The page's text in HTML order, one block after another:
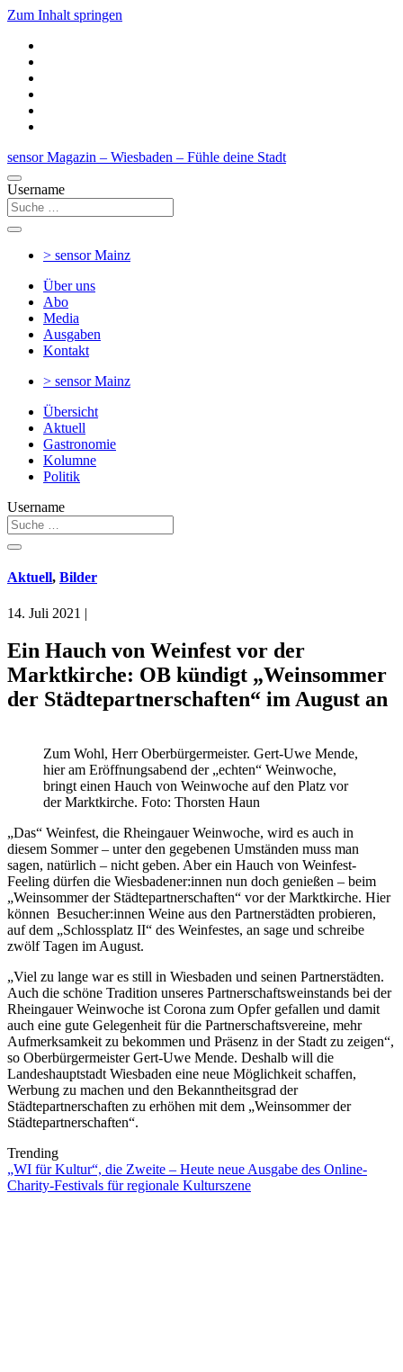
Zum Inhalt springen
sensor Magazin – Wiesbaden – Fühle deine Stadt
Username
> sensorMainz
Über uns
Abo
Media
Ausgaben
Kontakt
> sensorMainz
Übersicht
Aktuell
Gastronomie
Kolumne
Politik
Username
Aktuell, Bilder
14. Juli 2021 |
Ein Hauch von Weinfest vor der
Marktkirche: OB kündigt „Weinsommer
der Städtepartnerschaften“ im August an
Zum Wohl, Herr Oberbürgermeister. Gert-Uwe Mende,
hier am Eröffnungsabend der „echten“ Weinwoche,
bringt einen Hauch von Weinwoche auf den Platz vor
der Marktkirche. Foto: Thorsten Haun
„Das“ Weinfest, die Rheingauer Weinwoche, wird es auch in
diesem Sommer – unter den gegebenen Umständen muss man
sagen, natürlich – nicht geben. Aber ein Hauch von Weinfest-
Feeling dürfen die Wiesbadener:innen nun doch genießen – beim
„Weinsommer der Städtepartnerschaften“ vor der Marktkirche. Hier
können Besucher:innen Weine aus den Partnerstädten probieren,
auf dem „Schlossplatz II“ des Weinfestes, an sage und schreibe
zwölf Tagen im August.
„Viel zu lange war es still in Wiesbaden und seinen Partnerstädten.
Auch die schöne Tradition unseres Partnerschaftsweinstands bei der
Rheingauer Weinwoche ist Corona zum Opfer gefallen und damit
auch eine gute Gelegenheit für die Partnerschaftsvereine, mehr
Aufmerksamkeit zu bekommen und Präsenz in der Stadt zu zeigen“,
so Oberbürgermeister Gert-Uwe Mende. Deshalb will die
Landeshauptstadt Wiesbaden eine neue Möglichkeit schaffen,
Werbung zu machen und den Bekanntheitsgrad der
Städtepartnerschaften zu erhöhen mit dem „Weinsommer der
Städtepartnerschaften“.
Trending
„WI für Kultur“, die Zweite – Heute neue Ausgabe des Online-
Charity-Festivals für regionale Kulturszene